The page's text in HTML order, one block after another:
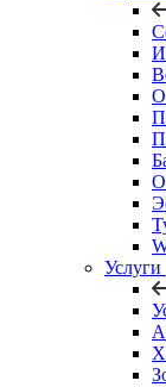
Услуги